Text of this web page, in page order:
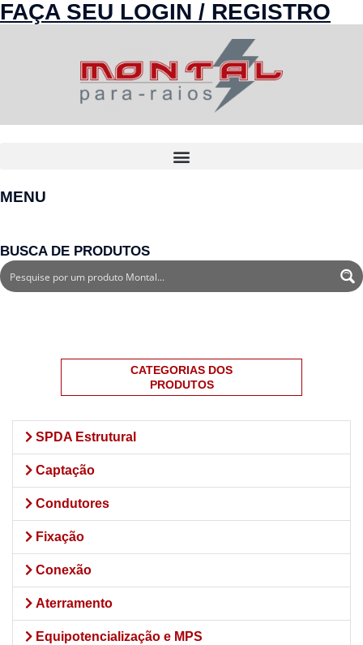
FAÇA SEU LOGIN / REGISTRO
MENU
BUSCA DE PRODUTOS
CATEGORIAS DOS
PRODUTOS
SPDA Estrutural
Captação
Condutores
Fixação
Conexão
Aterramento
Equipotencialização e MPS